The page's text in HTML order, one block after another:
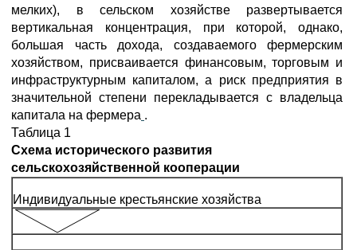
мелких), в сельском хозяйстве развертывается
вертикальная концентрация, при которой, однако,
большая часть дохода, создаваемого фермерским
хозяйством, присваивается финансовым, торговым и
инфраструктурным капиталом, а риск предприятия в
значительной степени перекладывается с владельца
капитала на фермера .
Таблица 1
Схема исторического развития
сельскохозяйственной кооперации
Индивидуальные крестьянские хозяйства